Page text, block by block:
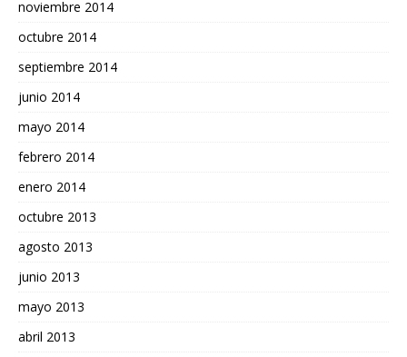
noviembre 2014
octubre 2014
septiembre 2014
junio 2014
mayo 2014
febrero 2014
enero 2014
octubre 2013
agosto 2013
junio 2013
mayo 2013
abril 2013